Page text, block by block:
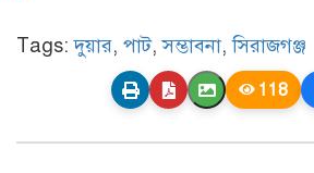
Tags:দুয়ার, পাট,সম্ভাবনা,সিরাজগঞ্জ
118